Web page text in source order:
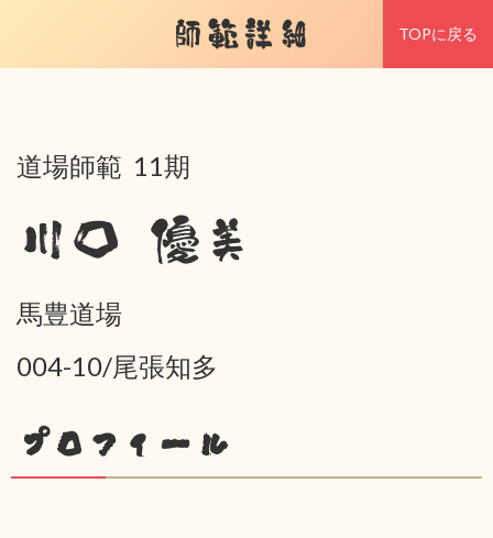
師範詳細 TOPに戻る
道場師範 11期
川口 優美
馬豊道場
004-10/尾張知多
プロフィール